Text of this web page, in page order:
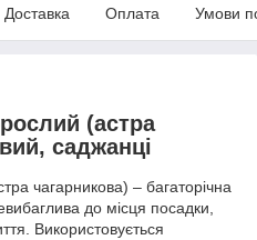
Доставка Оплата Умови
(астра
саджанці
чагарникова) – багаторічна
до місця посадки,
Використовується